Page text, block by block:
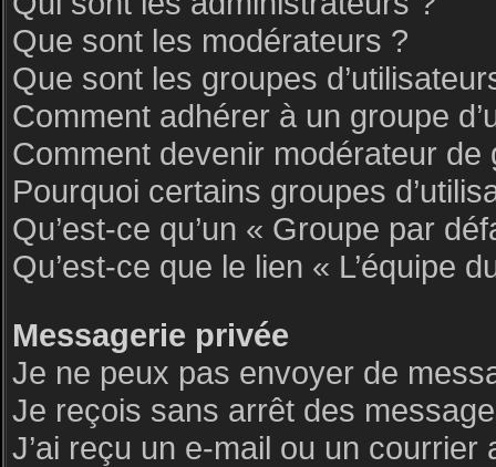
Que sont les modérateurs ?
Que sont les groupes
Comment adhérer à un groupe
Comment devenir modérateur de
Pourquoi certains groupes
Qu’est-ce qu’un « Groupe par
Qu’est-ce que le lien « L’équipe
Messagerie privée
Je ne peux pas envoyer de
Je reçois sans arrêt des
J’ai reçu un e-mail ou un courrier